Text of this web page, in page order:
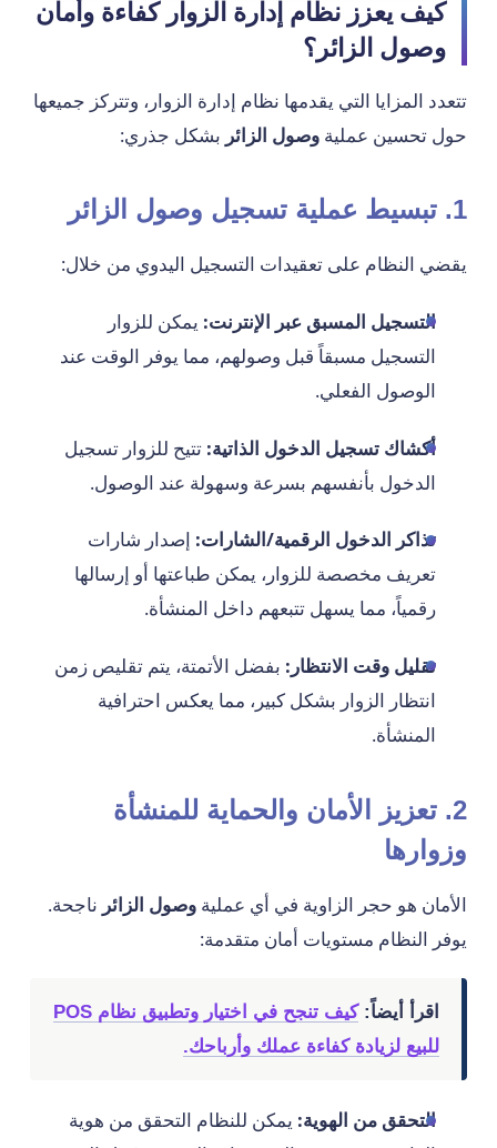
كيف يعزز نظام إدارة الزوار كفاءة وأمان
وصول الزائر؟
تتعدد المزايا التي يقدمها نظام إدارة الزوار، وتتركز جميعها
حول تحسين عملية وصول الزائر بشكل جذري:
1. تبسيط عملية تسجيل وصول الزائر
يقضي النظام على تعقيدات التسجيل اليدوي من خلال:
التسجيل المسبق عبر الإنترنت: يمكن للزوار
التسجيل مسبقاً قبل وصولهم، مما يوفر الوقت عند
الوصول الفعلي.
أكشاك تسجيل الدخول الذاتية: تتيح للزوار تسجيل
الدخول بأنفسهم بسرعة وسهولة عند الوصول.
تذاكر الدخول الرقمية/الشارات: إصدار شارات
تعريف مخصصة للزوار، يمكن طباعتها أو إرسالها
رقمياً، مما يسهل تتبعهم داخل المنشأة.
تقليل وقت الانتظار: بفضل الأتمتة، يتم تقليص زمن
انتظار الزوار بشكل كبير، مما يعكس احترافية
المنشأة.
2. تعزيز الأمان والحماية للمنشأة
وزوارها
الأمان هو حجر الزاوية في أي عملية وصول الزائر ناجحة.
يوفر النظام مستويات أمان متقدمة:
اقرأ أيضاً:
كيف تنجح في اختيار وتطبيق نظام POS
للبيع لزيادة كفاءة عملك وأرباحك.
التحقق من الهوية: يمكن للنظام التحقق من هوية